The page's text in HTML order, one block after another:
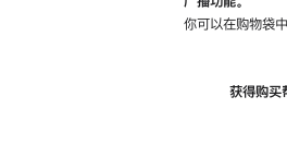
你可以在购物袋
获得购买